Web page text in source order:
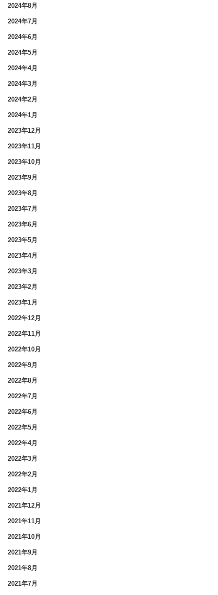
2024年8月
2024年7月
2024年6月
2024年5月
2024年4月
2024年3月
2024年2月
2024年1月
2023年12月
2023年11月
2023年10月
2023年9月
2023年8月
2023年7月
2023年6月
2023年5月
2023年4月
2023年3月
2023年2月
2023年1月
2022年12月
2022年11月
2022年10月
2022年9月
2022年8月
2022年7月
2022年6月
2022年5月
2022年4月
2022年3月
2022年2月
2022年1月
2021年12月
2021年11月
2021年10月
2021年9月
2021年8月
2021年7月